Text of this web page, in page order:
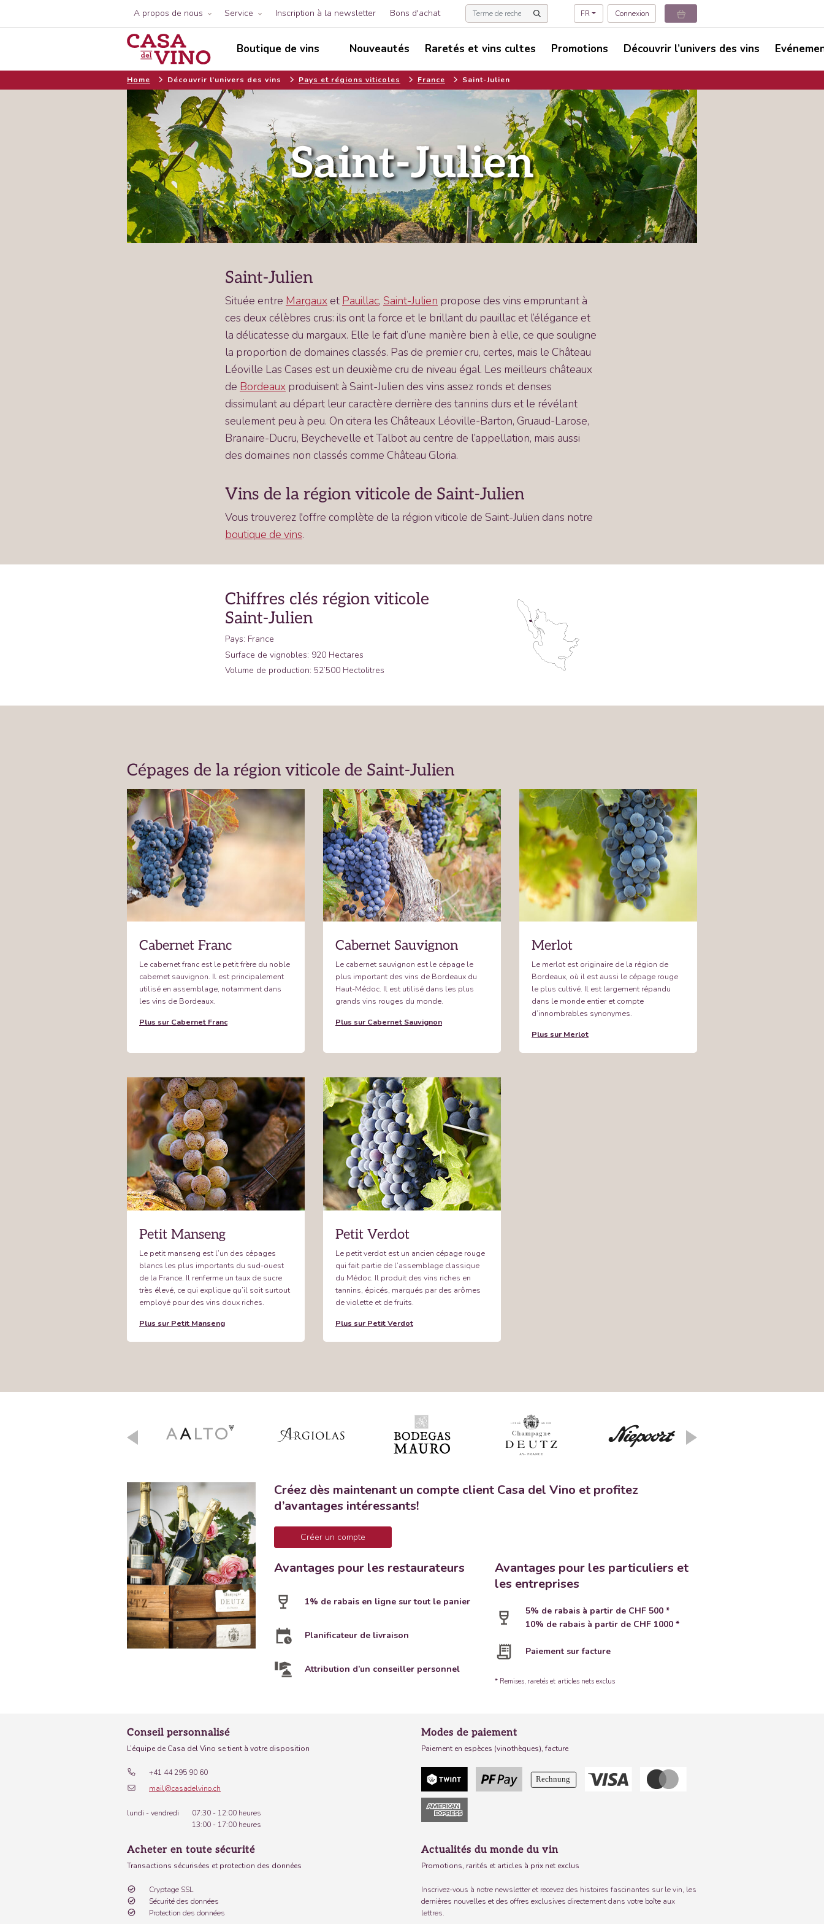
A propos de nous Service Inscription à la newsletter Bons d'achat FR Connexion
Boutique de vins Nouveautés Raretés et vins cultes Promotions Découvrir l’univers des vins
Home Découvrir l’univers des vins Pays et régions viticoles France Saint-Julien
Saint-Julien
Saint-Julien
Située entre Margaux et Pauillac, Saint-Julien propose des vins empruntant à
ces deux célèbres crus: ils ont la force et le brillant du pauillac et l’élégance et
la délicatesse du margaux. Elle le fait d’une manière bien à elle, ce que souligne
la proportion de domaines classés. Pas de premier cru, certes, mais le Château
Léoville Las Cases est un deuxième cru de niveau égal. Les meilleurs châteaux
de Bordeaux produisent à Saint-Julien des vins assez ronds et denses
dissimulant au départ leur caractère derrière des tannins durs et le révélant
seulement peu à peu. On citera les Châteaux Léoville-Barton, Gruaud-Larose,
Branaire-Ducru, Beychevelle et Talbot au centre de l’appellation, mais aussi
des domaines non classés comme Château Gloria.
Vins de la région viticole de Saint-Julien
Vous trouverez l'offre complète de la région viticole de Saint-Julien dans notre
boutique de vins.
Chiffres clés région viticole
Saint-Julien
Pays: France
Surface de vignobles: 920 Hectares
Volume de production: 52’500 Hectolitres
Cépages de la région viticole de Saint-Julien
Cabernet Franc
Le cabernet franc est le petit frère du noble
cabernet sauvignon. Il est principalement
utilisé en assemblage, notamment dans
les vins de Bordeaux.
Plus sur Cabernet Franc
Cabernet Sauvignon
Le cabernet sauvignon est le cépage le
plus important des vins de Bordeaux du
Haut-Médoc. Il est utilisé dans les plus
grands vins rouges du monde.
Plus sur Cabernet Sauvignon
Merlot
Le merlot est originaire de la région de
Bordeaux, où il est aussi le cépage rouge
le plus cultivé. Il est largement répandu
dans le monde entier et compte
d’innombrables synonymes.
Plus sur Merlot
Petit Manseng
Le petit manseng est l’un des cépages
blancs les plus importants du sud-ouest
de la France. Il renferme un taux de sucre
très élevé, ce qui explique qu’il soit surtout
employé pour des vins doux riches.
Plus sur Petit Manseng
Petit Verdot
Le petit verdot est un ancien cépage rouge
qui fait partie de l’assemblage classique
du Médoc. Il produit des vins riches en
tannins, épicés, marqués par des arômes
de violette et de fruits.
Plus sur Petit Verdot
Créez dès maintenant un compte client Casa del Vino et profitez
d’avantages intéressants!
Créer un compte
Avantages pour les restaurateurs
1% de rabais en ligne sur tout le panier
Planificateur de livraison
Attribution d’un conseiller personnel
Avantages pour les particuliers et
les entreprises
5% de rabais à partir de CHF 500 *
10% de rabais à partir de CHF 1000 *
Paiement sur facture
* Remises, raretés et articles nets exclus
Conseil personnalisé
L’équipe de Casa del Vino se tient à votre disposition
+41 44 295 90 60
mail@casadelvino.ch
lundi - vendredi
07:30 - 12:00 heures
13:00 - 17:00 heures
Modes de paiement
Paiement en espèces (vinothèques), facture
Acheter en toute sécurité
Transactions sécurisées et protection des données
Cryptage SSL
Sécurité des données
Protection des données
Actualités du monde du vin
Promotions, rarités et articles à prix net exclus
Inscrivez-vous à notre newsletter et recevez des histoires fascinantes sur le vin, les
dernières nouvelles et des offres exclusives directement dans votre boîte aux
lettres.